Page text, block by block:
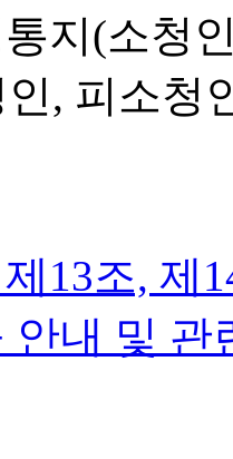
지(소청
, 피소청
13조, 제
안내 및 관